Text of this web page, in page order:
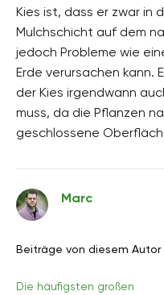
Kies ist, dass er zwar in
Mulchschicht auf dem
jedoch Probleme wie
Erde verursachen kann.
der Kies irgendwann
muss, da die Pflanzen
geschlossene
Marc
Beiträge von diesem Autor
Die häufigsten großen